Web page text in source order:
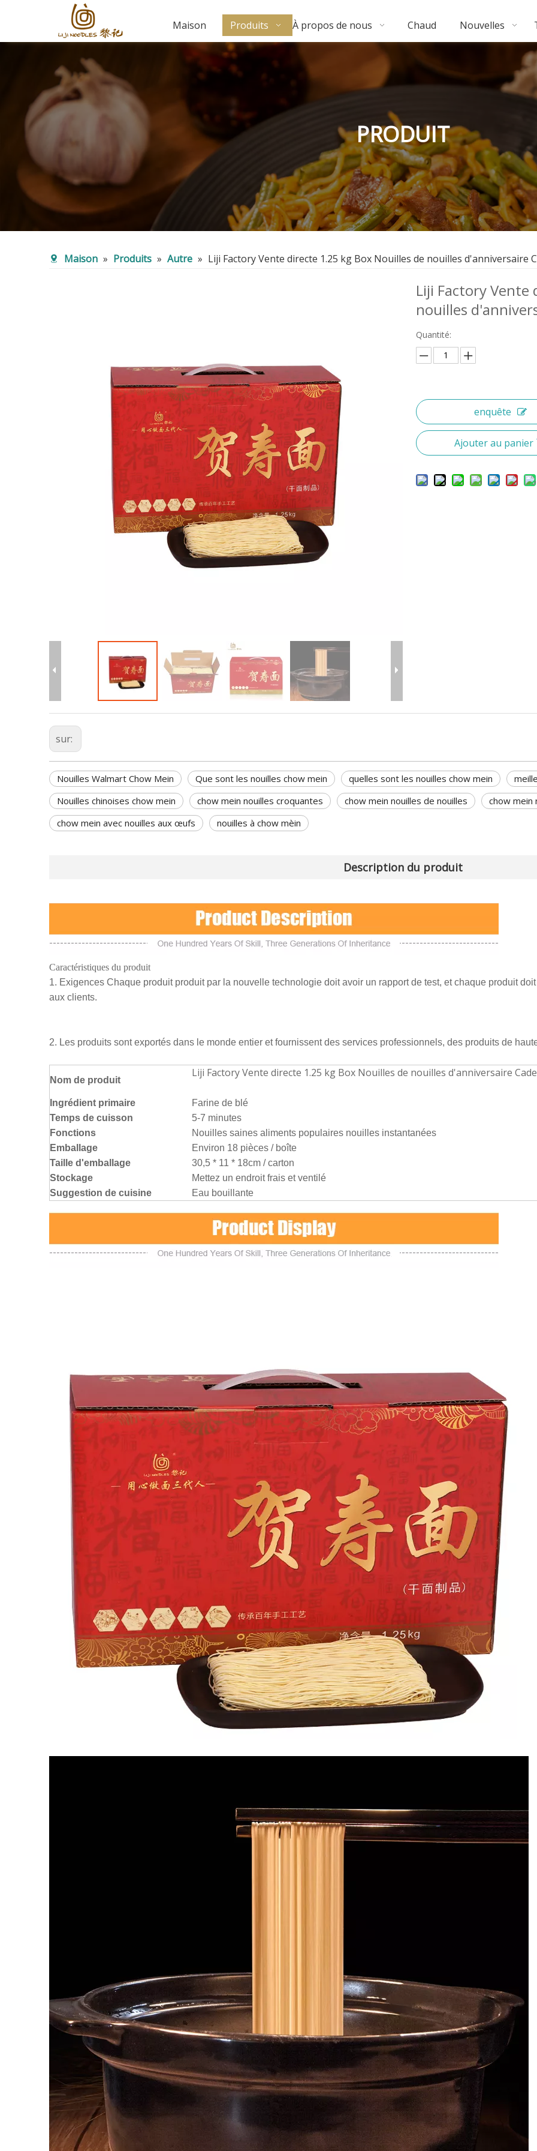
Maison Produits À propos de nous Chaud Nouvelles
PRODUIT
Maison » Produits » Autre » Liji Factory Vente directe 1.25 kg Box Nouilles de nouilles d'anniversaire
Liji Factory Vente
nouilles
Quantité:
enquête
Ajouter au panier
sur:
Nouilles Walmart Chow Mein Que sont les nouilles chow mein quelles sont les nouilles chow mein
Nouilles chinoises chow mein
chow mein nouilles croquantes chow mein nouilles de nouilles
chow mein
chow mein avec nouilles aux œufs
nouilles à chow mèin
Description du produit
Caractéristiques du produit
1. Exigences Chaque produit produit par la nouvelle technologie doit avoir un rapport de test, et chaque produit
aux clients.
2. Les produits sont exportés dans le monde entier et fournissent des services professionnels, des produits de
Nom de produit
Liji Factory Vente directe 1.25 kg Box Nouilles de nouilles d'anniversaire
Ingrédient primaire
Farine de blé
Temps de cuisson
5-7 minutes
Fonctions
Nouilles saines aliments populaires nouilles instantanées
Emballage
Environ 18 pièces / boîte
Taille d'emballage
30,5 * 11 * 18cm / carton
Stockage
Mettez un endroit frais et ventilé
Suggestion de cuisine
Eau bouillante